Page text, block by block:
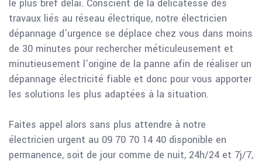
le plus bref délai. Conscient de la délicatesse des
travaux liés au réseau électrique, notre électricien
dépannage d’urgence se déplace chez vous dans moins
de 30 minutes pour rechercher méticuleusement et
minutieusement l’origine de la panne afin de réaliser un
dépannage électricité fiable et donc pour vous apporter
les solutions les plus adaptées à la situation.
Faites appel alors sans plus attendre à notre
électricien urgent au 09 70 70 14 40 disponible en
permanence, soit de jour comme de nuit, 24h/24 et 7j/7,